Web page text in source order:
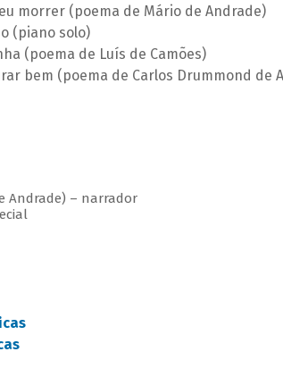
morrer (poema de Mário de Andrade)
(piano solo)
(poema de Luís de Camões)
bem (poema de Carlos Drummond de
Andrade) – narrador